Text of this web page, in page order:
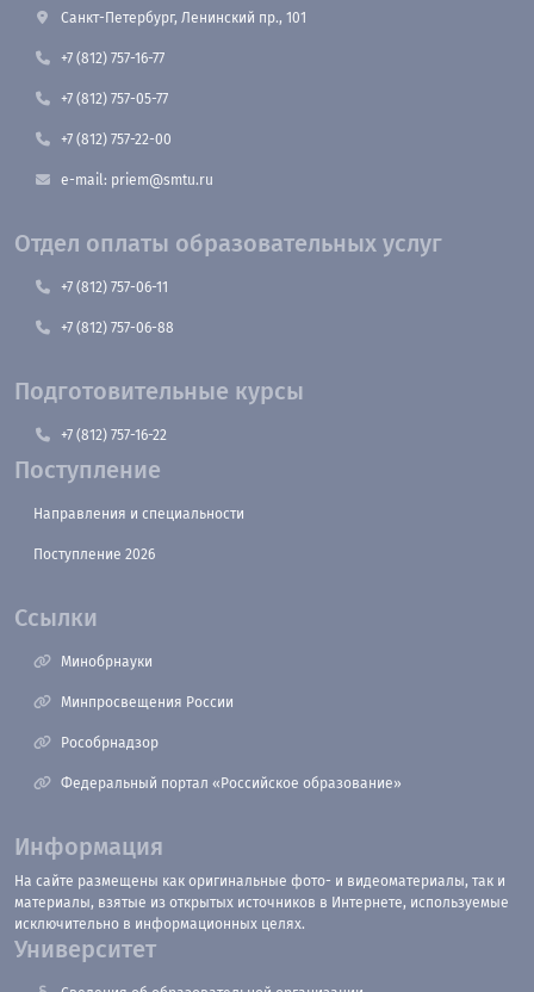
Санкт-Петербург, Ленинский пр., 101
+7 (812) 757-16-77
+7 (812) 757-05-77
+7 (812) 757-22-00
e-mail: priem@smtu.ru
Отдел оплаты образовательных услуг
+7 (812) 757-06-11
+7 (812) 757-06-88
Подготовительные курсы
+7 (812) 757-16-22
Поступление
Направления и специальности
Поступление 2026
Ссылки
Минобрнауки
Минпросвещения России
Рособрнадзор
Федеральный портал «Российское образование»
Информация
На сайте размещены как оригинальные фото- и видеоматериалы, так и
материалы, взятые из открытых источников в Интернете, используемые
исключительно в информационных целях.
Университет